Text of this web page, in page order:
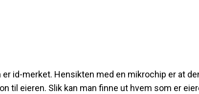
id-merket. Hensikten med en mikrochip er at
til eieren. Slik kan man finne ut hvem som er